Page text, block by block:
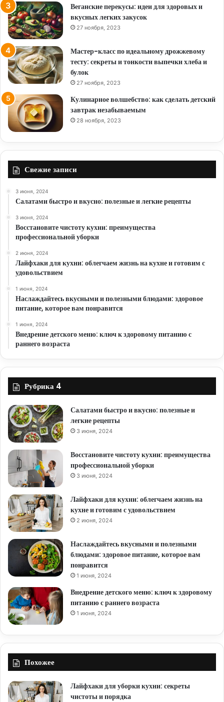
Веганские перекусы: идеи для здоровых и
вкусных легких закусок
27 ноября, 2023
Мастер-класс по идеальному дрожжевому
тесту: секреты и тонкости выпечки хлеба и
булок
27 ноября, 2023
Кулинарное волшебство: как сделать детский
завтрак незабываемым
28 ноября, 2023
Свежие записи
3 июня, 2024
Салатами быстро и вкусно: полезные и легкие рецепты
3 июня, 2024
Восстановите чистоту кухни: преимущества
профессиональной уборки
2 июня, 2024
Лайфхаки для кухни: облегчаем жизнь на кухне и готовим с
удовольствием
1 июня, 2024
Наслаждайтесь вкусными и полезными блюдами: здоровое
питание, которое вам понравится
1 июня, 2024
Внедрение детского меню: ключ к здоровому питанию с
раннего возраста
Рубрика 4
Салатами быстро и вкусно: полезные и
легкие рецепты
3 июня, 2024
Восстановите чистоту кухни: преимущества
профессиональной уборки
3 июня, 2024
Лайфхаки для кухни: облегчаем жизнь на
кухне и готовим с удовольствием
2 июня, 2024
Наслаждайтесь вкусными и полезными
блюдами: здоровое питание, которое вам
понравится
1 июня, 2024
Внедрение детского меню: ключ к здоровому
питанию с раннего возраста
1 июня, 2024
Похожее
Лайфхаки для уборки кухни: секреты
чистоты и порядка